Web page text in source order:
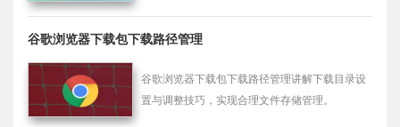
谷歌浏览器下载包下载路径管理
谷歌浏览器下载包下载路径管理讲解下载目录设
置与调整技巧，实现合理文件存储管理。